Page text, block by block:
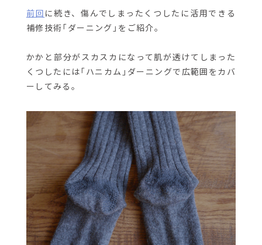
前回 に続き、傷んでしまったくつしたに活用できる
補修技術「ダーニング」をご紹介。
かかと部分がスカスカになって肌が透けてしまった
くつしたには「ハニカム」ダーニングで広範囲をカバ
ーしてみる。